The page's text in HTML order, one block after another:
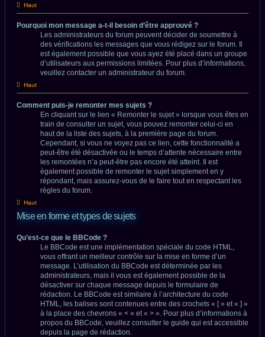
Haut
Pourquoi mon message a-t-il besoin d’être approuvé ?
Les administrateurs du forum peuvent décider de soumettre à
des vérifications les messages que vous rédigez sur le forum. Il
est également possible que vous ayez été placé dans un groupe
d’utilisateurs aux permissions limitées. Pour plus d’informations,
veuillez contacter un administrateur du forum.
Haut
Comment puis-je remonter mes sujets ?
En cliquant sur le lien « Remonter le sujet » lorsque vous êtes en
train de consulter un sujet, vous pouvez remonter celui-ci en
haut de la liste des sujets, à la première page du forum.
Cependant, si vous ne voyez pas ce lien, cette fonctionnalité a
peut-être été désactivée ou le temps d’attente nécessaire entre
les remontées n’a peut-être pas encore été atteint. Il est
également possible de remonter le sujet simplement en y
répondant, mais assurez-vous de le faire tout en respectant les
règles du forum.
Haut
Mise en forme et types de sujets
Qu’est-ce que le BBCode ?
Le BBCode est une implémentation spéciale du code HTML,
vous offrant un meilleur contrôle sur la mise en forme d’un
message. L’utilisation du BBCode est déterminée par les
administrateurs, mais il vous est également possible de la
désactiver sur chaque message depuis le formulaire de
rédaction. Le BBCode est similaire à l’architecture du code
HTML, les balises sont contenues entre des crochets « [ » et « ] »
à la place des chevrons « < » et « > ». Pour plus d’informations à
propos du BBCode, veuillez consulter le guide qui est accessible
depuis la page de rédaction.